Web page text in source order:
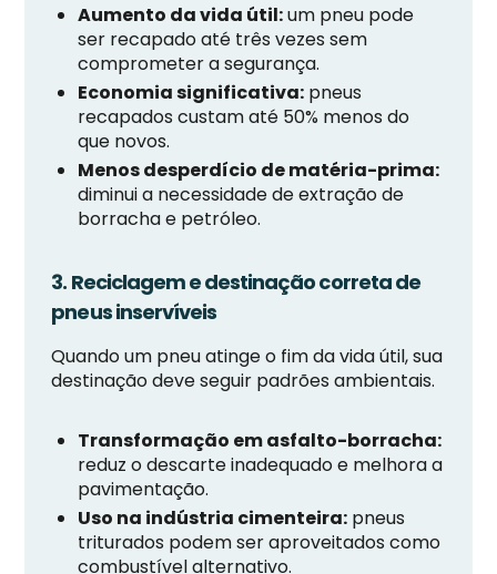
Aumento da vida útil:um pneu pode
ser recapado até três vezes sem
comprometer a segurança.
Economia significativa: pneus
recapados custam até 50% menos do
que novos.
Menos desperdício de matéria-prima:
diminui a necessidade de extração de
borracha e petróleo.
3. Reciclagem e destinação correta de
pneus inservíveis
Quando um pneu atinge o fim da vida útil, sua
destinação deve seguir padrões ambientais.
Transformação em asfalto-borracha:
reduz o descarte inadequado e melhora a
pavimentação.
Uso na indústria cimenteira: pneus
triturados podem ser aproveitados como
combustível alternativo.